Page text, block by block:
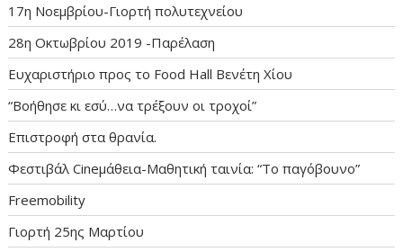
17η Νοεμβρίου-Γιορτή πολυτεχνείου
28η Οκτωβρίου 2019 -Παρέλαση
Ευχαριστήριο προς το Food Hall Βενέτη Χίου
“Βοήθησε κι εσύ…να τρέξουν οι τροχοί”
Επιστροφή στα θρανία.
Φεστιβάλ Cineμάθεια-Μαθητική ταινία: “Το παγόβουνο”
Freemobility
Γιορτή 25ης Μαρτίου